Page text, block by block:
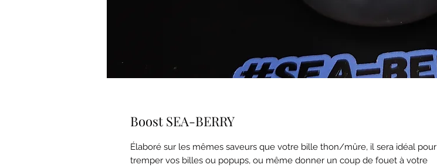
Boost SEA-BERRY
Élaboré sur les mêmes saveurs que votre bille thon/mûre, il sera idéal pour
tremper vos billes ou popups, ou même donner un coup de fouet à votre